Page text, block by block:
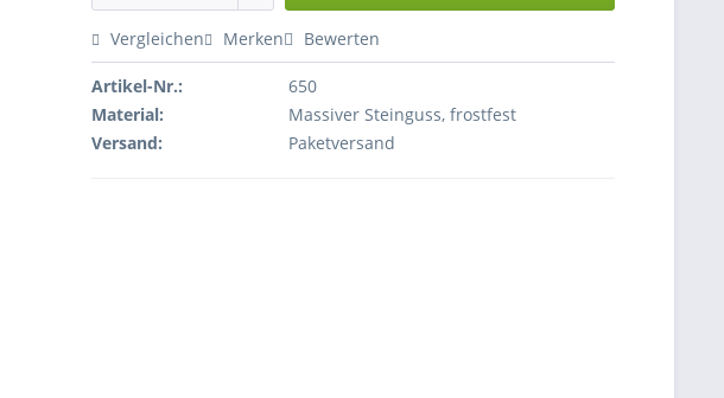
Vergleichen Merken Bewerten
Artikel-Nr.:
650
Material:
Massiver Steinguss, frostfest
Versand:
Paketversand